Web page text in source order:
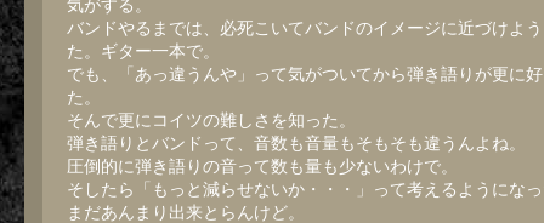
気がする。
バンドやるまでは、必死こいてバンドのイメージに近づけよ
た。ギター一本で。
でも、「あっ違うんや」って気がついてから弾き語りが更に
た。
そんで更にコイツの難しさを知った。
弾き語りとバンドって、音数も音量もそもそも違うんよね。
圧倒的に弾き語りの音って数も量も少ないわけで。
そしたら「もっと減らせないか・・・」って考えるようにな
まだあんまり出来とらんけど。